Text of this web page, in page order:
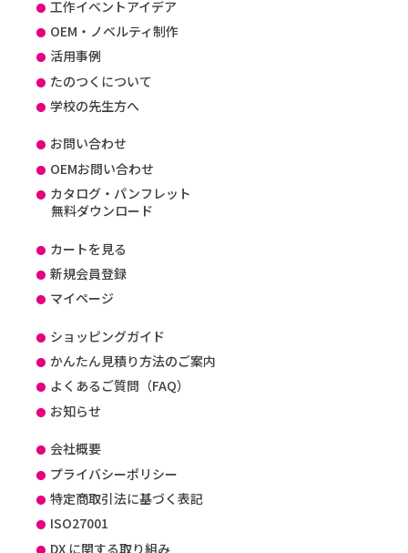
工作イベントアイデア
OEM・ノベルティ制作
活用事例
たのつくについて
学校の先生方へ
お問い合わせ
OEMお問い合わせ
カタログ・パンフレット
無料ダウンロード
カートを見る
新規会員登録
マイページ
ショッピングガイド
かんたん見積り方法のご案内
よくあるご質問（FAQ）
お知らせ
会社概要
プライバシーポリシー
特定商取引法に基づく表記
ISO27001
DX に関する取り組み